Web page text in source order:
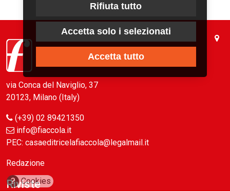
via Conca del Naviglio, 37
20123, Milano (Italy)
(+39) 02 89421350
info@fiaccola.it
PEC: casaeditricelafiaccola@legalmail.it
Redazione
Riviste
? Cookies
Rifiuta tutto
Accetta solo i selezionati
Accetta tutto